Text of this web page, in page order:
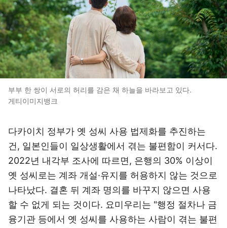
부부 한 쌍이 서로의 허리를 감은 채 하늘을 바라보고 있다.
게티이미지뱅크
다카이치 정부가 옛 성씨 사용 법제화를 추진하는
건, 일본인들이 일상생활에서 겪는 불편함이 커서다.
2022년 내각부 조사에 따르면, 은행의 30% 이상이
옛 성씨로는 계좌 개설·유지를 허용하지 않는 것으로
나타났다. 결혼 뒤 계좌 명의를 바꾸지 않으면 사용
할 수 없게 되는 것이다. 요미우리는 "행정 절차나 금
융기관 등에서 옛 성씨를 사용하는 사람이 겪는 불편